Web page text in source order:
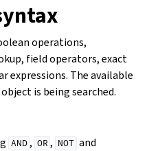
operations,
field operators, exact
expressions. The available
is being searched.
AND , OR , NOT and